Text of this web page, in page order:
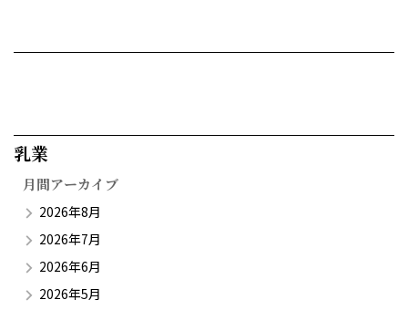
乳業​
月間アーカイブ
2026年8月
2026年7月
2026年6月
2026年5月